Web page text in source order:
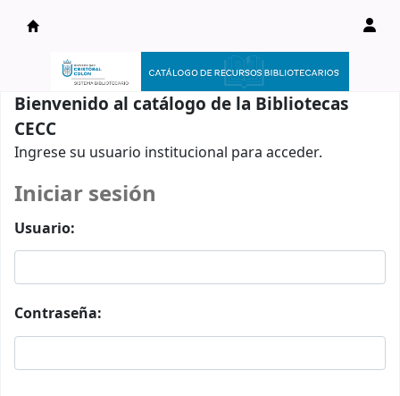
Catálogo en línea
Bienvenido al catálogo de la Bibliotecas
CECC
Ingrese su usuario institucional para acceder.
Iniciar sesión
Usuario:
Contraseña: